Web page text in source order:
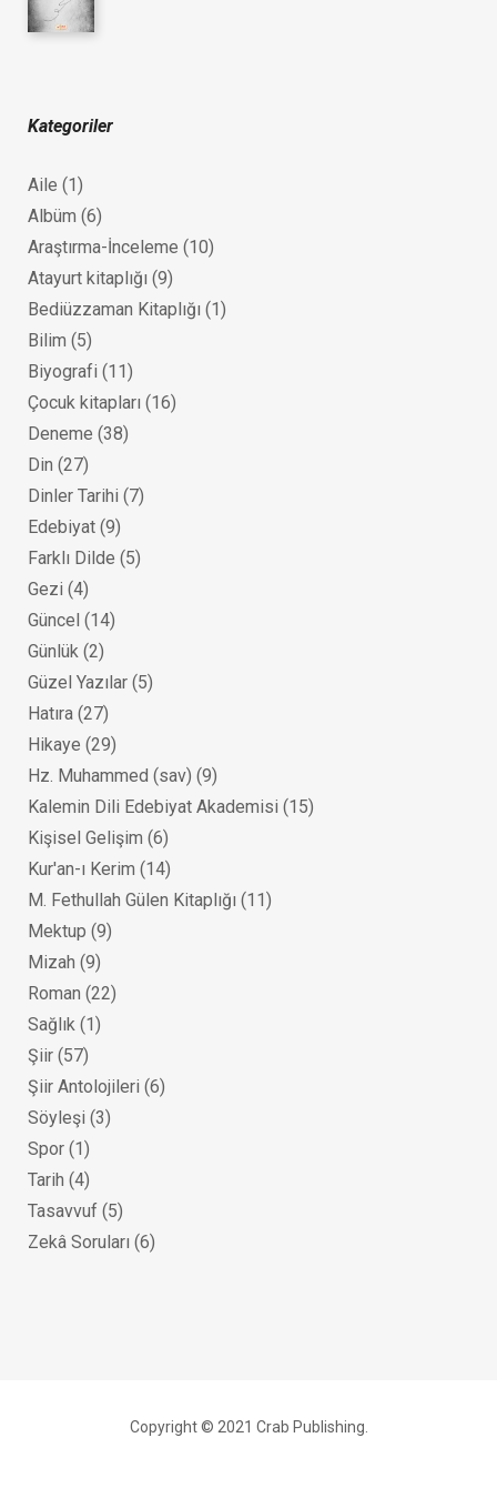
Kategoriler
Aile (1)
Albüm (6)
Araştırma-İnceleme (10)
Atayurt kitaplığı (9)
Bediüzzaman Kitaplığı (1)
Bilim (5)
Biyografi (11)
Çocuk kitapları (16)
Deneme (38)
Din (27)
Dinler Tarihi (7)
Edebiyat (9)
Farklı Dilde (5)
Gezi (4)
Güncel (14)
Günlük (2)
Güzel Yazılar (5)
Hatıra (27)
Hikaye (29)
Hz. Muhammed (sav) (9)
Kalemin Dili Edebiyat Akademisi (15)
Kişisel Gelişim (6)
Kur'an-ı Kerim (14)
M. Fethullah Gülen Kitaplığı (11)
Mektup (9)
Mizah (9)
Roman (22)
Sağlık (1)
Şiir (57)
Şiir Antolojileri (6)
Söyleşi (3)
Spor (1)
Tarih (4)
Tasavvuf (5)
Zekâ Soruları (6)
Copyright © 2021 Crab Publishing.